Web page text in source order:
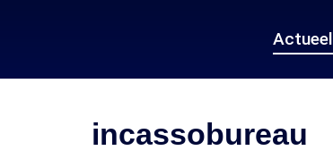
Actueel
incassobureau